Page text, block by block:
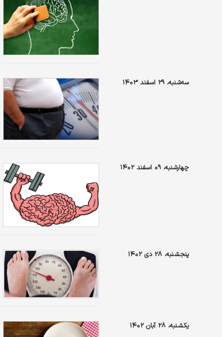
سه‌شنبه، ۲۹ اسفند ۱۴۰۳
چهارشنبه، ۰۹ اسفند ۱۴۰۲
پنجشنبه، ۲۸ دی ۱۴۰۲
یکشنبه، ۲۸ آبان ۱۴۰۲